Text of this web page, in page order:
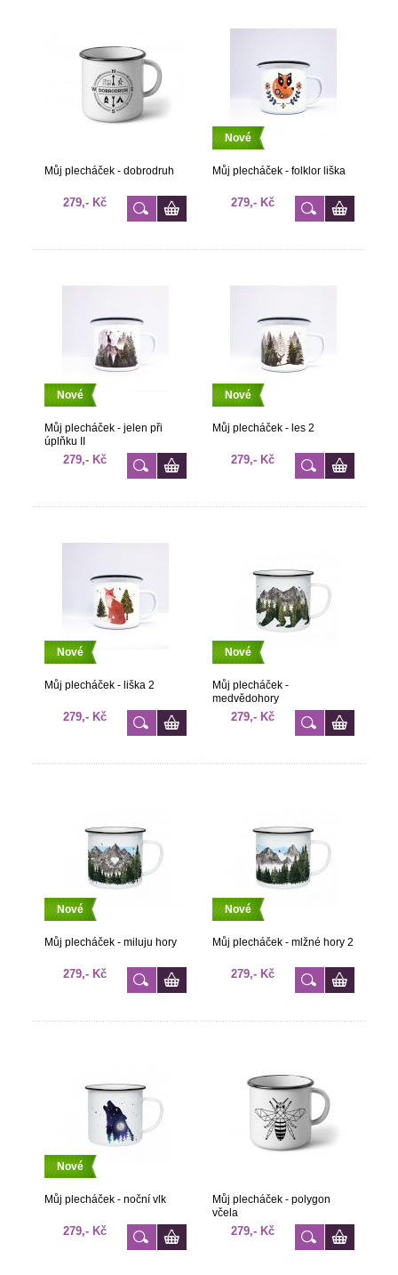
Můj plecháček - dobrodruh
279,- Kč
Nové
Můj plecháček - folklor liška
279,- Kč
Nové
Můj plecháček - jelen při
úplňku II
279,- Kč
Nové
Můj plecháček - les 2
279,- Kč
Nové
Můj plecháček - liška 2
279,- Kč
Nové
Můj plecháček -
medvědohory
279,- Kč
Nové
Můj plecháček - miluju hory
279,- Kč
Nové
Můj plecháček - mlžné hory 2
279,- Kč
Nové
Můj plecháček - noční vlk
279,- Kč
Můj plecháček - polygon
včela
279,- Kč